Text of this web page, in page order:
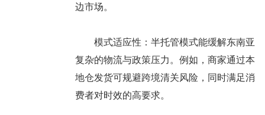
边市场。
模式适应性：半托管模式能缓解东南亚
复杂的物流与政策压力。例如，商家通过本
地仓发货可规避跨境清关风险，同时满足消
费者对时效的高要求。